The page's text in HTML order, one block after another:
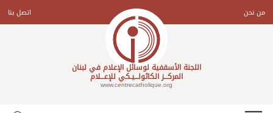
contentمن نحن اتصل بنا
اللجنة الأسقفية لوسائل الإعلام في لبنان
المركـــز الكاثولـــيـكي للإعـــلام
www.centrecatholique.org